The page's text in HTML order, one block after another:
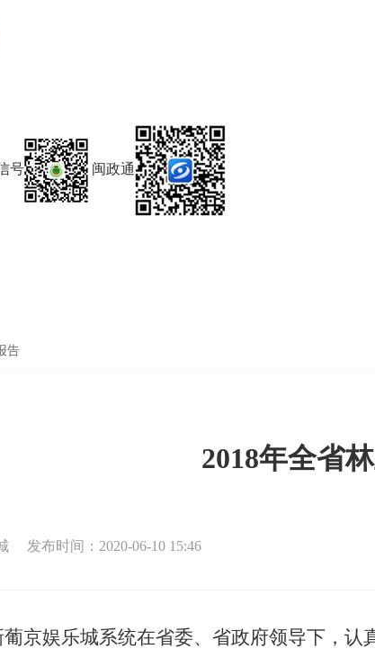
号 闽政通
告
2018年全省
发布时间：2020-06-10 15:46
京娱乐城系统在省委、省政府领导下，